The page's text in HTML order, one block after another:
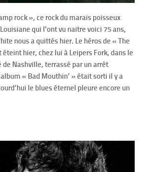
rock », ce rock du marais poisseux
qui l’ont vu naitre voici 75 ans,
nous a quittés hier. Le héros de « The
éteint hier, chez lui à Leipers Fork, dans le
de Nashville, terrassé par un arrêt
« Bad Mouthin’ » était sorti il y a
le blues éternel pleure encore un